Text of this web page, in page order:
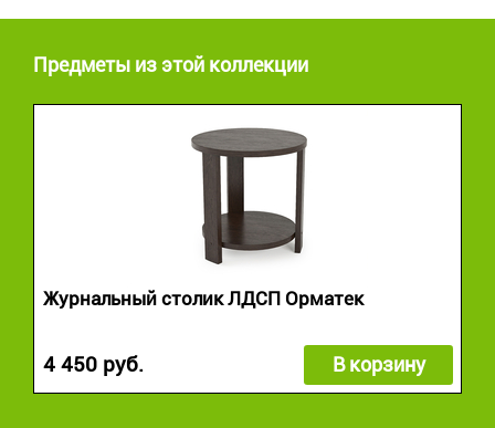
Предметы из этой коллекции
Журнальный столик ЛДСП Орматек
4 450 руб. В корзину